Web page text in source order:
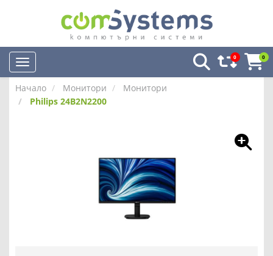
0 0
Начало Монитори
Монитори
Philips 24B2N2200